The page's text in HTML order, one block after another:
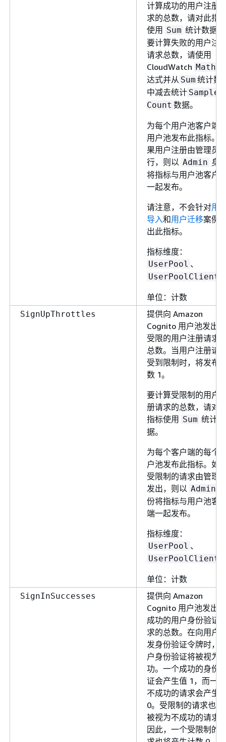
计算成功的用户注册
求的总数，请对此指
使用 Sum 统计数据。
要计算失败的用户注
请求总数，请使用
CloudWatch Math
达式并从 Sum 统计数
中减去统计 Sample
Count 数据。
为每个用户池客户端
用户池发布此指标。
果用户注册由管理员
行，则以 Admin 身
将指标与用户池客户
一起发布。
请注意，不会针对用
导入和用户迁移案例
出此指标。
指标维度：
UserPool 、
UserPoolClient
单位：计数
SignUpThrottles
提供向 Amazon
Cognito 用户池发出的
受限的用户注册请求
总数。当用户注册请
受到限制时，将发布
数 1。
要计算受限制的用户
册请求的总数，请对
指标使用 Sum 统计数
据。
为每个客户端的每个
户池发布此指标。如
受限制的请求由管理
发出，则以 Admin
份将指标与用户池客
端一起发布。
指标维度：
UserPool 、
UserPoolClient
单位：计数
SignInSuccesses
提供向 Amazon
Cognito 用户池发出的
成功的用户身份验证
求的总数。在向用户
发身份验证令牌时，
户身份验证将被视为
功。一个成功的身份
证会产生值 1，而一个
不成功的请求会产生
0。受限制的请求也会
被视为不成功的请求
因此，一个受限制的